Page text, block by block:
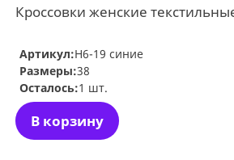
Кроссовки женские
В корзину
Артикул:H6-19 синие
Размеры:38
Осталось:1 шт.